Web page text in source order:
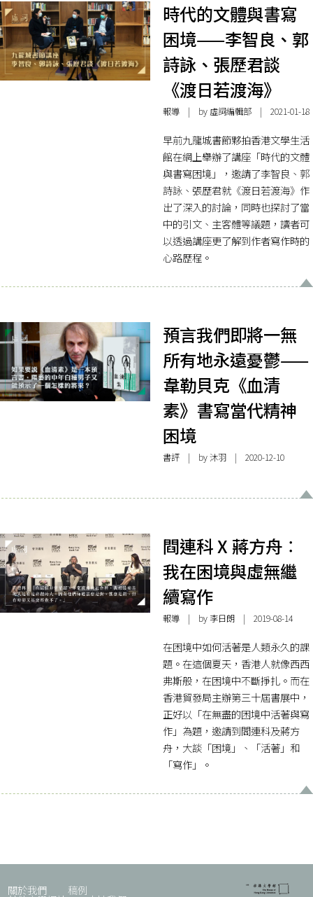
時代的文體與書寫
困境——李智良、郭
詩詠、張歷君談
《渡日若渡海》
報導| by 虛詞編輯部 | 2021-01-18
早前九龍城書節夥拍香港文學生活
館在網上舉辦了講座「時代的文體
與書寫困境」，邀請了李智良、郭
詩詠、張歷君就《渡日若渡海》作
出了深入的討論，同時也探討了當
中的引文、主客體等議題，讀者可
以透過講座更了解到作者寫作時的
心路歷程。
預言我們即將一無
所有地永遠憂鬱——
韋勒貝克《血清
素》書寫當代精神
困境
書評| by沐羽| 2020-12-10
閰連科 X 蔣方舟︰
我在困境與虛無繼
續寫作
報導| by 李日朗 | 2019-08-14
在困境中如何活著是人類永久的課
題。在這個夏天，香港人就像西西
弗斯般，在困境中不斷掙扎。而在
香港貿發局主辦第三十屆書展中，
正好以「在無盡的困境中活著與寫
作」為題，邀請到閻連科及蔣方
舟，大談「困境」、「活著」和
「寫作」。
關於我們 稿例